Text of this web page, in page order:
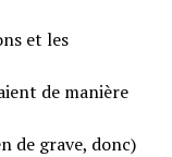
et les
de manière
de grave, donc)